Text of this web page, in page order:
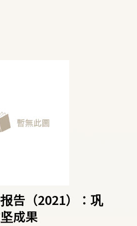
告（2021）：巩
成果